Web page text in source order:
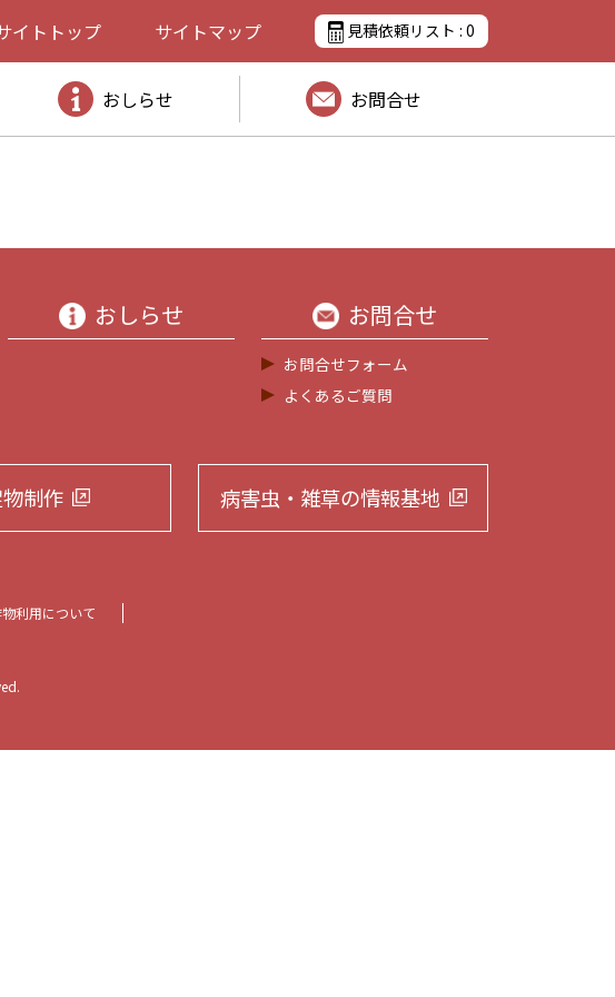
イト トップ サイトマップ 見積依頼リスト : 0
おしらせ お問合せ
おしらせ お問合せ
お問合せフォーム
よくあるご質問
制作 病害虫・雑草の情報基地
利用について